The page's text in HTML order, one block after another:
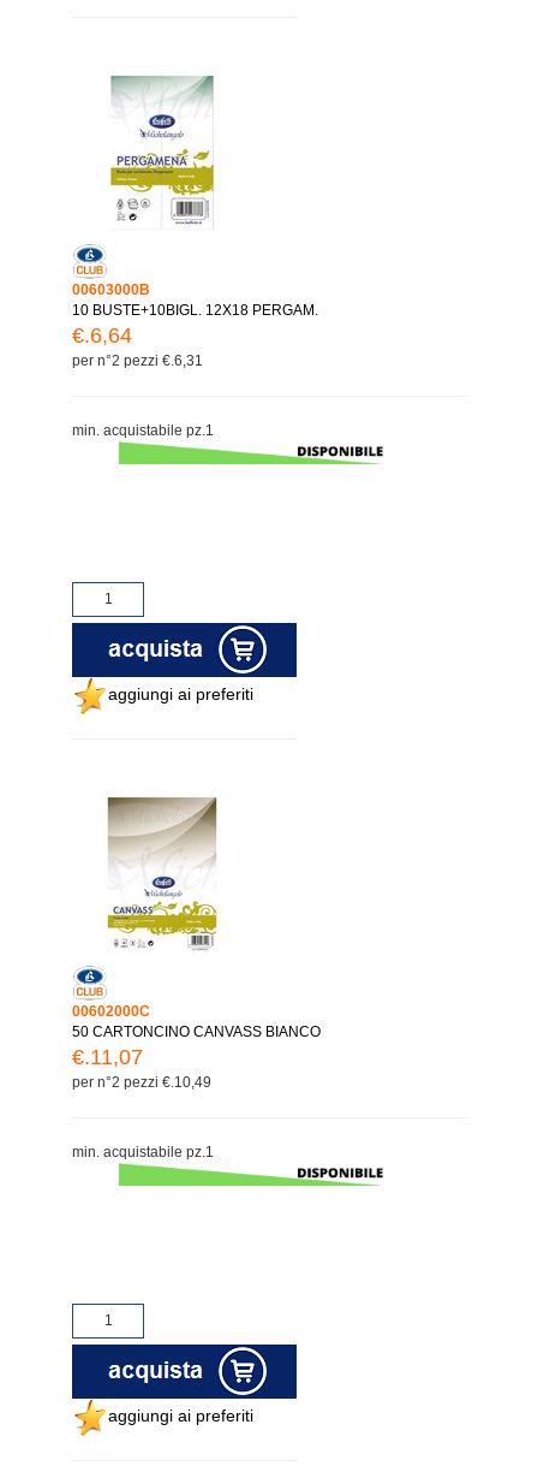
00603000B
10 BUSTE+10BIGL. 12X18 PERGAM.
€.6,64
per n°2 pezzi €.6,31
min. acquistabile pz.1
aggiungi ai preferiti
00602000C
50 CARTONCINO CANVASS BIANCO
€.11,07
per n°2 pezzi €.10,49
min. acquistabile pz.1
aggiungi ai preferiti